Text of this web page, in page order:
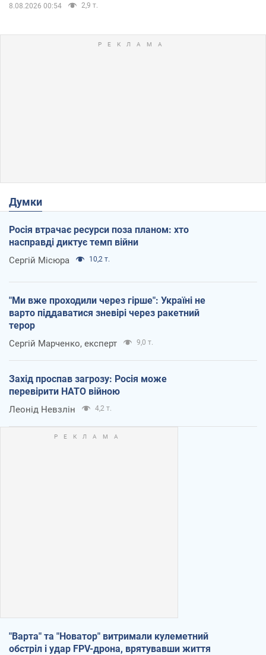
8.08.2026 00:54 2,9 т.
Думки
Росія втрачає ресурси поза планом: хто
насправді диктує темп війни
Сергій Місюра 10,2 т.
"Ми вже проходили через гірше": Україні не
варто піддаватися зневірі через ракетний
терор
Сергій Марченко, експерт 9,0 т.
Захід проспав загрозу: Росія може
перевірити НАТО війною
Леонід Невзлін 4,2 т.
"Варта" та "Новатор" витримали кулеметний
обстріл і удар FPV-дрона, врятувавши життя